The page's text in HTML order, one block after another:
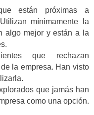
están próximas a
mínimamente la
algo mejor y están a la
que rechazan
la empresa. Han visto
que jamás han
como una opción.